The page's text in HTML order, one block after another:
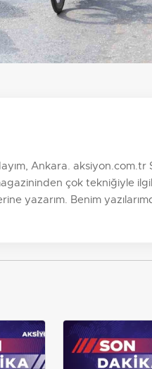
Ankara.
çok tekniğiyle
yazarım. Benim